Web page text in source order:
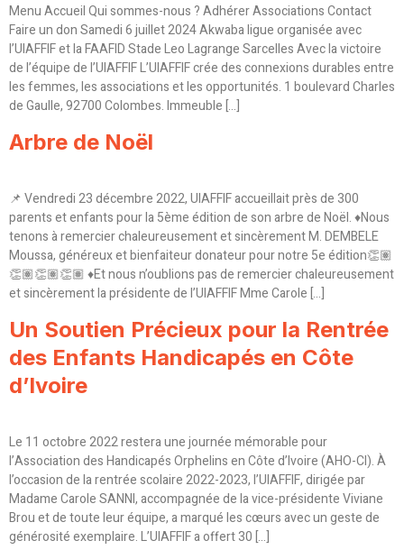
Menu Accueil Qui sommes-nous ? Adhérer Associations Contact
Faire un don Samedi 6 juillet 2024 Akwaba ligue organisée avec
l’UIAFFIF et la FAAFID Stade Leo Lagrange Sarcelles Avec la victoire
de l’équipe de l’UIAFFIF L’UIAFFIF crée des connexions durables entre
les femmes, les associations et les opportunités. 1 boulevard Charles
de Gaulle, 92700 Colombes. Immeuble […]
Arbre de Noël
📌 Vendredi 23 décembre 2022, UIAFFIF accueillait près de 300
parents et enfants pour la 5ème édition de son arbre de Noël. ♦️Nous
tenons à remercier chaleureusement et sincèrement M. DEMBELE
Moussa, généreux et bienfaiteur donateur pour notre 5e édition👏🏽
👏🏽👏🏽👏🏽 ♦️Et nous n’oublions pas de remercier chaleureusement
et sincèrement la présidente de l’UIAFFIF Mme Carole […]
Un Soutien Précieux pour la Rentrée
des Enfants Handicapés en Côte
d’Ivoire
Le 11 octobre 2022 restera une journée mémorable pour
l’Association des Handicapés Orphelins en Côte d’Ivoire (AHO-CI). À
l’occasion de la rentrée scolaire 2022-2023, l’UIAFFIF, dirigée par
Madame Carole SANNI, accompagnée de la vice-présidente Viviane
Brou et de toute leur équipe, a marqué les cœurs avec un geste de
générosité exemplaire. L’UIAFFIF a offert 30 […]